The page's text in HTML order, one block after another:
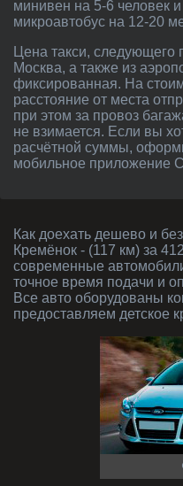
минивен на 5-6 человек
микроавтобус на 12-20
Цена такси, следующего по маршруту Кремёнки -
Москва, а также из
фиксированная. На
расстояние от места
при этом за провоз
не взимается. Если вы
расчётной суммы,
мобильное приложение
Как доехать дешево и без задержки в Москву из
Кремёнок - (117 км) за
современные
точное время подачи и
Все авто оборудованы
предоставляем детское